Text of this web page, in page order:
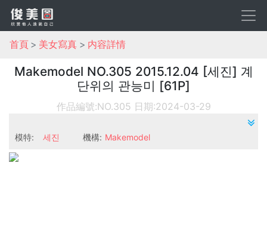
首頁 美女寫真 内容詳情
Makemodel NO.305 2015.12.04 [세진] 계
단위의 관능미 [61P]
作品編號:NO.305 日期:2024-03-29
模特: 세진 機構: Makemodel